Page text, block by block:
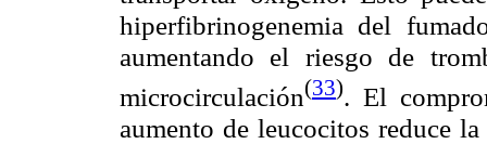
hiperfibrinogenemia del
aumentando el riesgo de
microcirculación(33). El
aumento de leucocitos reduce